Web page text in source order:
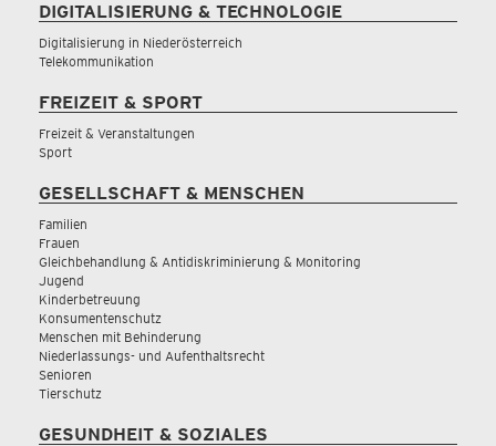
DIGITALISIERUNG & TECHNOLOGIE
Digitalisierung in Niederösterreich
Telekommunikation
FREIZEIT & SPORT
Freizeit & Veranstaltungen
Sport
GESELLSCHAFT & MENSCHEN
Familien
Frauen
Gleichbehandlung & Antidiskriminierung & Monitoring
Jugend
Kinderbetreuung
Konsumentenschutz
Menschen mit Behinderung
Niederlassungs- und Aufenthaltsrecht
Senioren
Tierschutz
GESUNDHEIT & SOZIALES